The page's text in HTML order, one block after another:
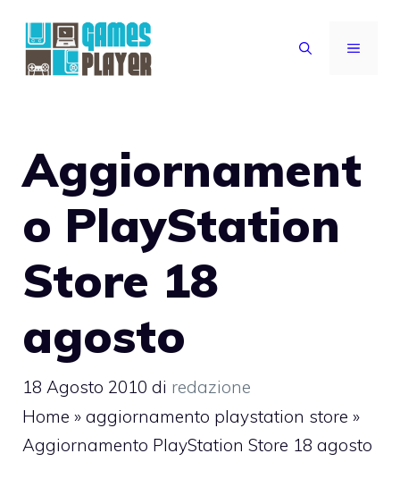
contenuto
MENU
Aggiornament
o PlayStation
Store 18
agosto
18 Agosto 2010 di redazione
Home » aggiornamento playstation store »
Aggiornamento PlayStation Store 18 agosto